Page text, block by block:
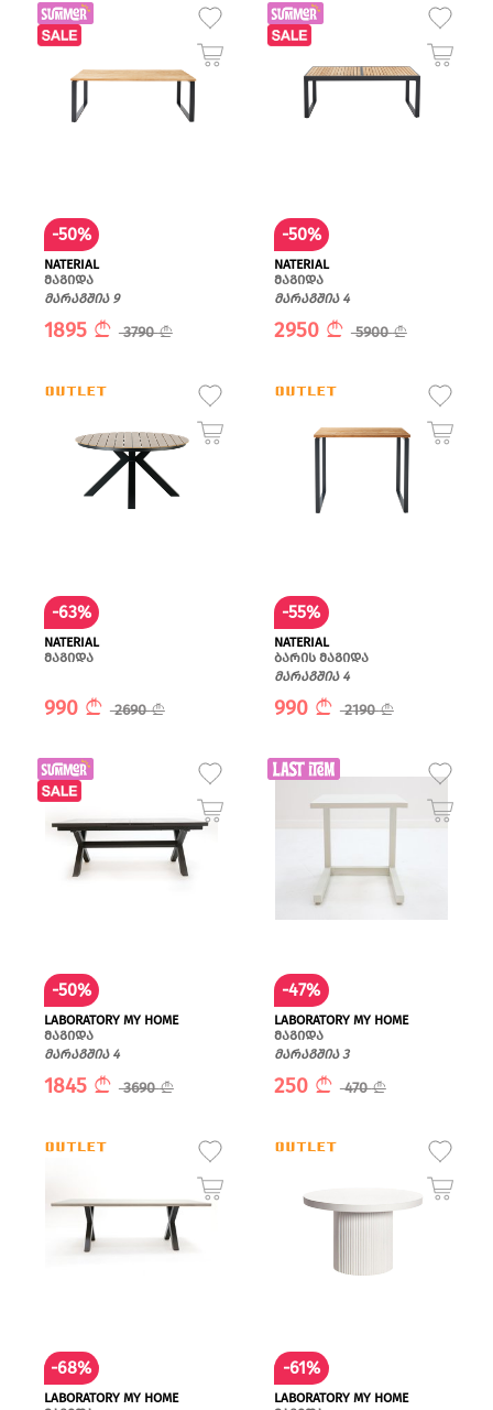
-50%
NATERIAL
მაგიდა
მარაგშია 9
1895 3790
-50%
NATERIAL
მაგიდა
მარაგშია 4
2950 5900
-63%
NATERIAL
მაგიდა
990 2690
-55%
NATERIAL
ბარის მაგიდა
მარაგშია 4
990 2190
-50%
LABORATORY MY HOME
მაგიდა
მარაგშია 4
1845 3690
-47%
LABORATORY MY HOME
მაგიდა
მარაგშია 3
250 470
-68%
LABORATORY MY HOME
-61%
LABORATORY MY HOME